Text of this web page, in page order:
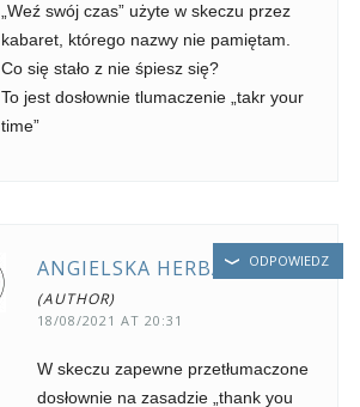
„Weź swój czas” użyte w skeczu przez
kabaret, którego nazwy nie pamiętam.
Co się stało z nie śpiesz się?
To jest dosłownie tlumaczenie „takr your
time”
ANGIELSKA HERBATA
18/08/2021 AT 20:31
W skeczu zapewne przetłumaczone
dosłownie na zasadzie „thank you
ODPOWIEDZ